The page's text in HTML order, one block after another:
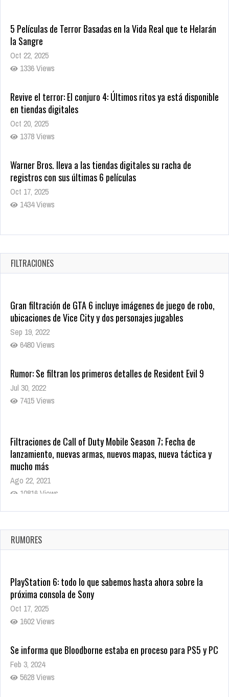
5 Películas de Terror Basadas en la Vida Real que te Helarán
la Sangre
Oct 22, 2025
1336 Views
Revive el terror: El conjuro 4: Últimos ritos ya está disponible
en tiendas digitales
Oct 20, 2025
1378 Views
Warner Bros. lleva a las tiendas digitales su racha de
registros con sus últimas 6 películas
Oct 17, 2025
1434 Views
CRUNCHYROLL ANUNCIA FECHA DE ESTRENO EN CINES DE
Oct 7, 2025
1756 Views
FILTRACIONES
Gran filtración de GTA 6 incluye imágenes de juego de robo,
ubicaciones de Vice City y dos personajes jugables
Sep 19, 2022
6480 Views
Rumor: Se filtran los primeros detalles de Resident Evil 9
Jul 30, 2022
7415 Views
Filtraciones de Call of Duty Mobile Season 7; Fecha de
lanzamiento, nuevas armas, nuevos mapas, nueva táctica y
mucho más
Ago 22, 2021
10816 Views
La configuración de Call of Duty 2021 aparentemente ya fue
Ago 8, 2021
10002 Views
RUMORES
PlayStation 6: todo lo que sabemos hasta ahora sobre la
próxima consola de Sony
Oct 17, 2025
1602 Views
Se informa que Bloodborne estaba en proceso para PS5 y PC
Feb 3, 2024
5628 Views